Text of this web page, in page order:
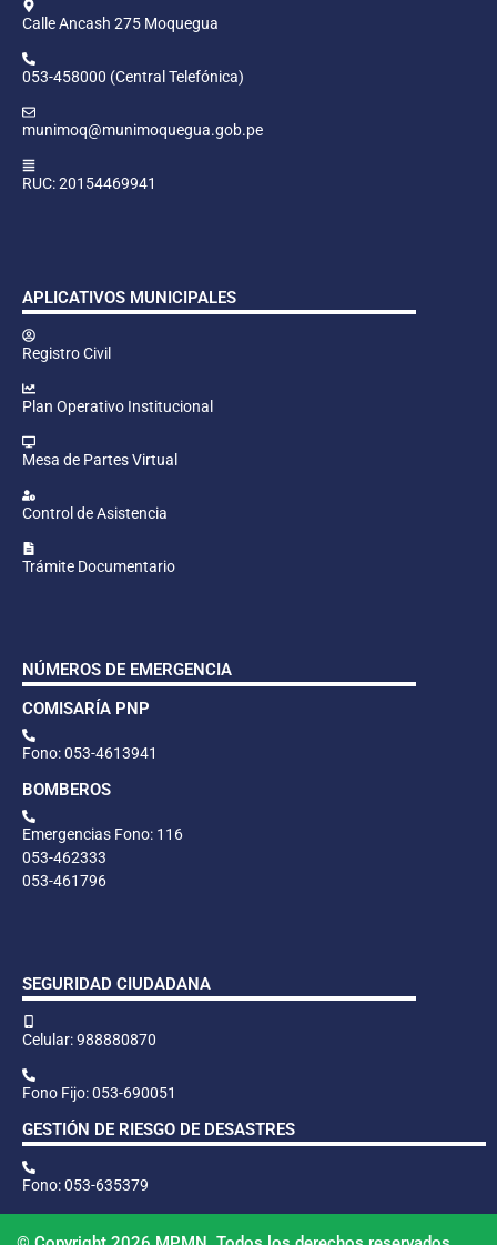
Calle Ancash 275 Moquegua
053-458000 (Central Telefónica)
munimoq@munimoquegua.gob.pe
RUC: 20154469941
APLICATIVOS MUNICIPALES
Registro Civil
Plan Operativo Institucional
Mesa de Partes Virtual
Control de Asistencia
Trámite Documentario
NÚMEROS DE EMERGENCIA
COMISARÍA PNP
Fono: 053-4613941
BOMBEROS
Emergencias Fono: 116
053-462333
053-461796
SEGURIDAD CIUDADANA
Celular: 988880870
Fono Fijo: 053-690051
GESTIÓN DE RIESGO DE DESASTRES
Fono: 053-635379